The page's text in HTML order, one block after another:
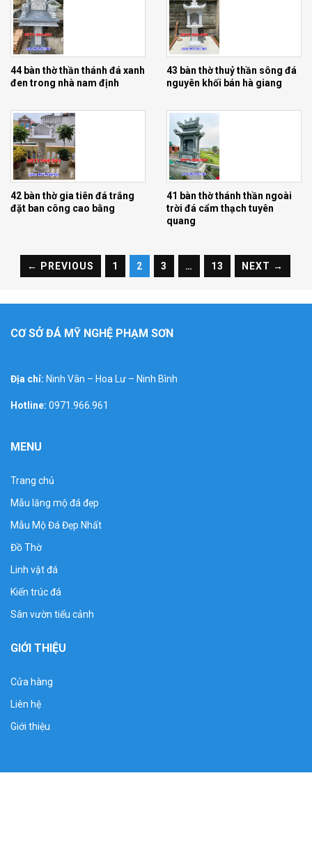
tp hồ chí minh
tp hồ chí minh
44 bàn thờ thần thánh đá xanh
đen trong nhà nam định
43 bàn thờ thuỷ thần sông đá
nguyên khối bán hà giang
42 bàn thờ gia tiên đá trắng
đặt ban công cao bằng
41 bàn thờ thánh thần ngoài
trời đá cẩm thạch tuyên
quang
← PREVIOUS 1 2 3 … 13 NEXT →
CƠ SỞ ĐÁ MỸ NGHỆ PHẠM SƠN
Địa chỉ: Ninh Vân – Hoa Lư – Ninh Bình
Hotline: 0971.966.961
MENU
Trang chủ
Mẫu lăng mộ đá đẹp
Mẫu Mộ Đá Đẹp Nhất
Đồ Thờ
Linh vật đá
Kiến trúc đá
Sân vườn tiểu cảnh
GIỚI THIỆU
Cửa hàng
Liên hệ
Giới thiệu